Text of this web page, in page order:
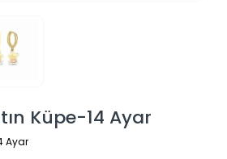
Küpe-14 Ayar
Ayar